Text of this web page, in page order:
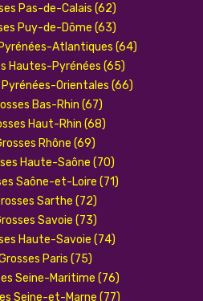
Pas-de-Calais (62)
Puy-de-Dôme (63)
Atlantiques (64)
Hautes-Pyrénées (65)
Pyrénées-Orientales (66)
Bas-Rhin (67)
Haut-Rhin (68)
Rhône (69)
Haute-Saône (70)
Saône-et-Loire (71)
Sarthe (72)
Savoie (73)
Haute-Savoie (74)
Paris (75)
Seine-Maritime (76)
Seine-et-Marne (77)